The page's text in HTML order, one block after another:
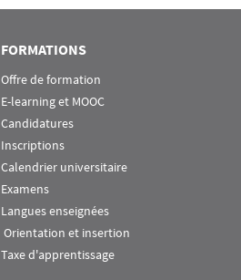
FORMATIONS
Offre de formation
E-learning et MOOC
Candidatures
Inscriptions
Calendrier universitaire
Examens
Langues enseignées
Orientation et insertion
Taxe d'apprentissage